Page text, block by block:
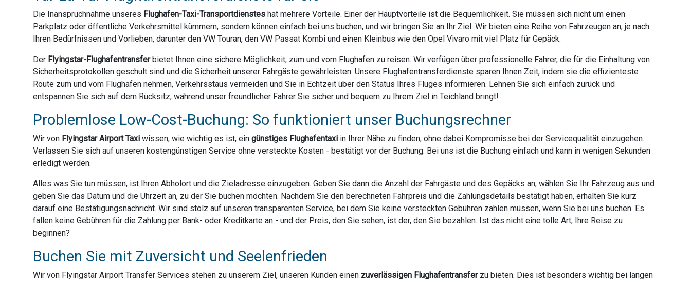
Die Inanspruchnahme unseres Flughafen-Taxi-Transportdienstes hat mehrere Vorteile. Einer der Hauptvorteile ist die Bequemlichkeit. Sie müssen sich nicht um einen
Parkplatz oder öffentliche Verkehrsmittel kümmern, sondern können einfach bei uns buchen, und wir bringen Sie an Ihr Ziel. Wir bieten eine Reihe von Fahrzeugen an, je nach
Ihren Bedürfnissen und Vorlieben, darunter den VW Touran, den VW Passat Kombi und einen Kleinbus wie den Opel Vivaro mit viel Platz für Gepäck.
Der Flyingstar-Flughafentransferbietet Ihnen eine sichere Möglichkeit, zum und vom Flughafen zu reisen. Wir verfügen über professionelle Fahrer, die für die Einhaltung von
Sicherheitsprotokollen geschult sind und die Sicherheit unserer Fahrgäste gewährleisten. Unsere Flughafentransferdienste sparen Ihnen Zeit, indem sie die effizienteste
Route zum und vom Flughafen nehmen, Verkehrsstaus vermeiden und Sie in Echtzeit über den Status Ihres Fluges informieren. Lehnen Sie sich einfach zurück und
entspannen Sie sich auf dem Rücksitz, während unser freundlicher Fahrer Sie sicher und bequem zu Ihrem Ziel in Teichland bringt!
Problemlose Low-Cost-Buchung: So funktioniert unser Buchungsrechner
Wir von Flyingstar Airport Taxi wissen, wie wichtig es ist, ein günstiges Flughafentaxi in Ihrer Nähe zu finden, ohne dabei Kompromisse bei der Servicequalität einzugehen.
Verlassen Sie sich auf unseren kostengünstigen Service ohne versteckte Kosten - bestätigt vor der Buchung. Bei uns ist die Buchung einfach und kann in wenigen Sekunden
erledigt werden.
Alles was Sie tun müssen, ist Ihren Abholort und die Zieladresse einzugeben. Geben Sie dann die Anzahl der Fahrgäste und des Gepäcks an, wählen Sie Ihr Fahrzeug aus und
geben Sie das Datum und die Uhrzeit an, zu der Sie buchen möchten. Nachdem Sie den berechneten Fahrpreis und die Zahlungsdetails bestätigt haben, erhalten Sie kurz
darauf eine Bestätigungsnachricht. Wir sind stolz auf unseren transparenten Service, bei dem Sie keine versteckten Gebühren zahlen müssen, wenn Sie bei uns buchen. Es
fallen keine Gebühren für die Zahlung per Bank- oder Kreditkarte an - und der Preis, den Sie sehen, ist der, den Sie bezahlen. Ist das nicht eine tolle Art, Ihre Reise zu
beginnen?
Buchen Sie mit Zuversicht und Seelenfrieden
Wir von Flyingstar Airport Transfer Services stehen zu unserem Ziel, unseren Kunden einen zuverlässigen Flughafentransferzu bieten. Dies ist besonders wichtig bei langen